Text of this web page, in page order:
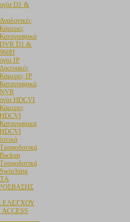
D1 &
Αναλογικές
Κάμερες
Καταγραφικά
DVR D1 &
960H
IP
Δικτυακές
Κάμερες IP
Καταγραφικά
NVR
HDCVI
Κάμερες
HDCVI
Καταγραφικά
HDCVI
Τροφοδοτικά
Backup
Τροφοδοτικά
Switching
ΕΛΕΓΧΟΥ